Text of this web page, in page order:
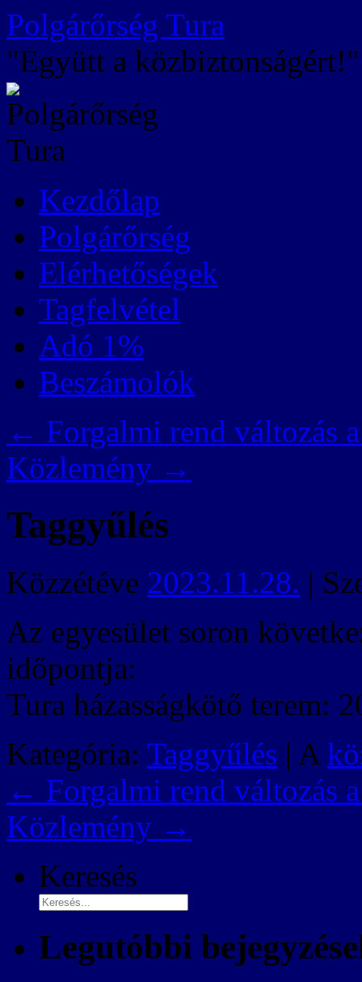
Kilépés
tartalomba
Polgárőrség Tura
"Együtt a közbiztonságért!"
Kezdőlap
Polgárőrség
Elérhetőségek
Tagfelvétel
Adó 1%
Beszámolók
← Forgalmi rend változás
Közlemény →
Taggyűlés
Közzétéve 2023.11.28. |
Az egyesület soron
időpontja:
Tura házasságkötő terem:
Kategória: Taggyűlés | A
← Forgalmi rend változás
Közlemény →
Keresés
Legutóbbi